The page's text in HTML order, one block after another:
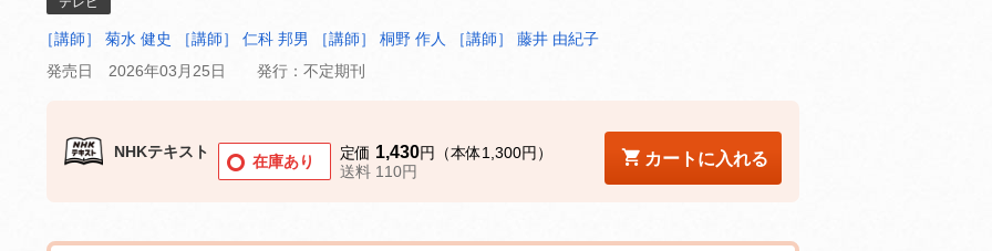
［講師］ 菊水 健史 ［講師］ 仁科 邦男 ［講師］ 桐野 作人
［講師］ 藤井 由紀子
発売日 2026年03月25日
発行：不定期刊
NHKテキスト
在庫あり 定価 1,430円（本体1,300円）
送料 110円
カートに入れる